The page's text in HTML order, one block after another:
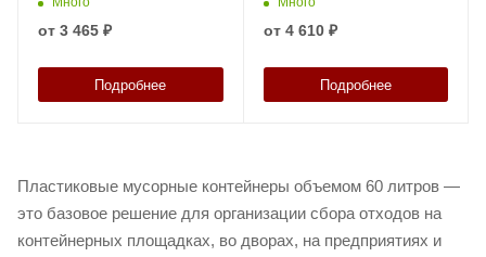
от 3 465 ₽
Подробнее
от 4 610 ₽
Подробнее
Пластиковые мусорные контейнеры объемом 60 литров —
это базовое решение для организации сбора отходов на
контейнерных площадках, во дворах, на предприятиях и